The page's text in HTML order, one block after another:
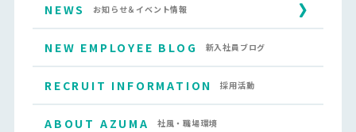
NEWS お知らせ＆イベント情報
NEW EMPLOYEE BLOG 新入社員ブログ
RECRUIT INFORMATION 採用活動
ABOUT AZUMA 社風・職場環境